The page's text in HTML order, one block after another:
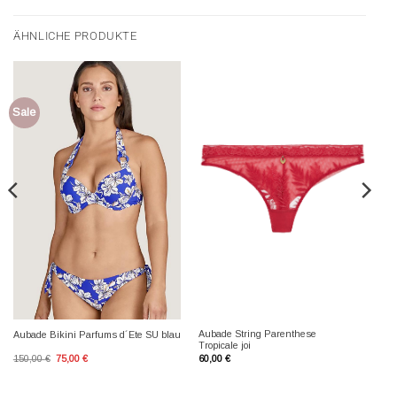
ÄHNLICHE PRODUKTE
Sale
Aubade Bikini Parfums d´Ete SU blau
150,00€ Ursprünglicher
Preis
75,00€Aktueller
Aubade String Parenthese
Tropicale joi
60,00 €